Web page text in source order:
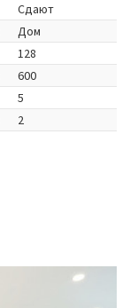
Сдают
Дом
128
600
5
2